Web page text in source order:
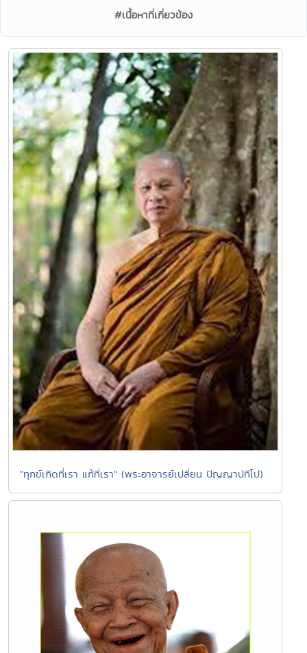
#เนื้อหาที่เกี่ยวข้อง
"ทุกข์เกิดที่เรา แก้ที่เรา" (พระอาจารย์เปลี่ยน ปัญญาปทีโป)